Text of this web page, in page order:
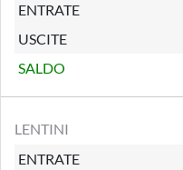
ENTRATE
USCITE
SALDO
LENTINI
ENTRATE